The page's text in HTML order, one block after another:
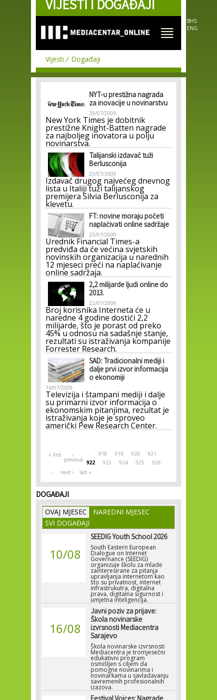
Skip to
main
VIJESTI I DOGAĐAJI
BHS
ENG
Vijesti Događaji
NYT-u prestižna nagrada
za inovacije u novinarstvu
29/07/2009
New York Times je dobitnik
prestižne Knight-Batten nagrade
za najboljeg inovatora u polju
novinarstva.
Talijanski izdavač tuži
Berlusconija
23/07/2009
Izdavač drugog najvećeg dnevnog
lista u Italiji tuži talijanskog
premijera Silvia Berlusconija za
klevetu.
FT: novine moraju početi
naplaćivati online sadržaje
23/07/2009
Urednik Financial Times-a
predviđa da će većina svjetskih
novinskih organizacija u narednih
12 mjeseci preći na naplaćivanje
online sadržaja.
2,2 milijarde ljudi online do
2013.
22/07/2009
Broj korisnika Interneta će u
naredne 4 godine dostići 2,2
milijarde, što je porast od preko
45% u odnosu na sadašnje stanje,
rezultati su istraživanja kompanije
Forrester Research.
SAD: Tradicionalni mediji i
dalje prvi izvor informacija
o ekonomiji
16/07/2009
Televizija i štampani mediji i dalje
su primarni izvor informacija o
ekonomskim pitanjima, rezultat je
istraživanja koje je sproveo
američki Pew Research Center.
Pages
« first ‹
previous
… 918 919 920
921
922
923 924 925
926
…
next › last »
DOGAĐAJI
OVAJ MJESEC
NAREDNI MJESEC
SVI DOGAĐAJI
10/08
SEEDIG Youth School 2026
South Eastern European
Dialogue on Internet
Governance (SEEDIG)
organizuje školu za mlade
zainteresirane za pitanja
upravljanja internetom kao
što su privatnost, internet
infrastrukutra, digitalna
prava, digitalna sigurnost i
umjetna inteligencija.
16/08
Javni poziv za prijave:
Škola novinarske
izvrsnosti Mediacentra
Sarajevo
Škola novinarske izvrsnosti
Mediacentra je tromjesečni
edukativni program
osmišljen s ciljem da
pomogne novinarima i
novinarkama u savladavanju
savremenih profesionalnih
izazova.